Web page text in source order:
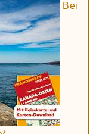
Bei